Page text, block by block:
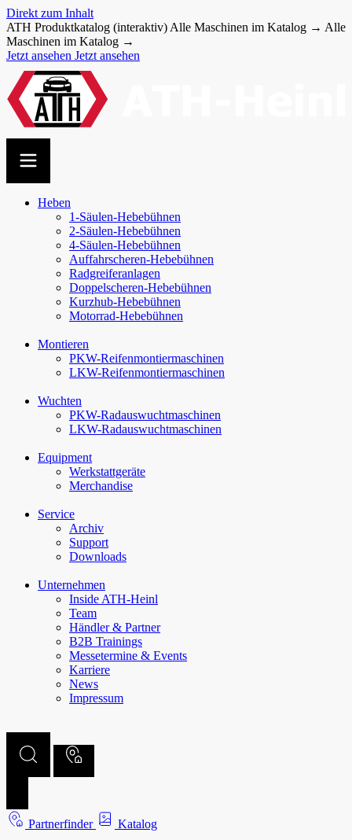
Direkt zum Inhalt
ATH Produktkatalog (interaktiv) Alle Maschinen im Katalog → Alle
Maschinen im Katalog →
Jetzt ansehen Jetzt ansehen
Heben
1-Säulen-Hebebühnen
2-Säulen-Hebebühnen
4-Säulen-Hebebühnen
Auffahr­scheren-​Hebebühnen
Radgreiferanlagen
Doppel­scheren-​Hebebühnen
Kurzhub-Hebebühnen
Motorrad-Hebebühnen
Montieren
PKW-Reifenmontiermaschinen
LKW-Reifenmontiermaschinen
Wuchten
PKW-Rad­auswucht­maschinen
LKW-Rad­auswucht­maschinen
Equipment
Werkstattgeräte
Merchandise
Service
Archiv
Support
Downloads
Unternehmen
Inside ATH-Heinl
Team
Händler & Partner
B2B Trainings
Messetermine & Events
Karriere
News
Impressum
Partnerfinder
Katalog